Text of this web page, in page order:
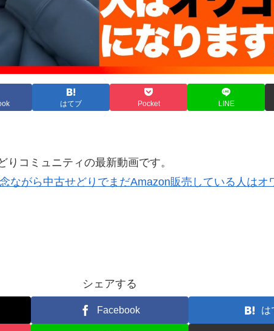
はてブ Pocket LINE
りコミュニティの最新動画です。
ながら中古せどりでまだAmazon販売している人はオ
シェアする
Facebook は